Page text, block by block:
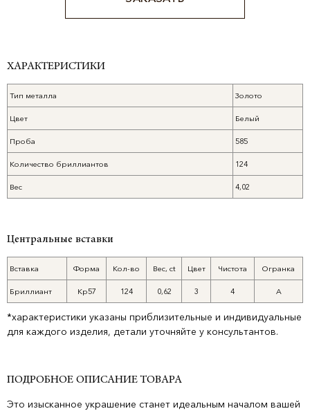
ХАРАКТЕРИСТИКИ
Тип металла Золото
Цвет Белый
Проба 585
Количество бриллиантов 124
Вес 4,02
Центральные вставки
Вставка Форма Кол-во Вес, ct Цвет Чистота Огранка
Бриллиант Кр57 124 0,62 3 4 А
*характеристики указаны приблизительные и индивидуальные
для каждого изделия, детали уточняйте у консультантов.
ПОДРОБНОЕ ОПИСАНИЕ ТОВАРА
Это изысканное украшение станет идеальным началом вашей